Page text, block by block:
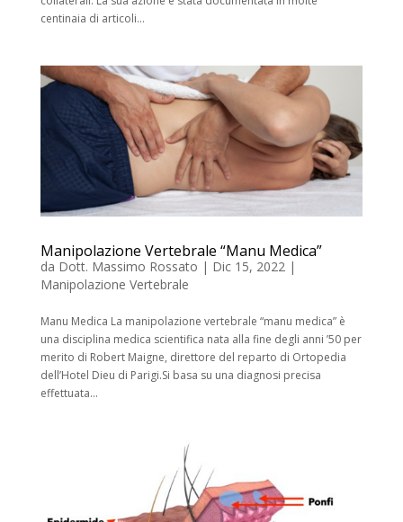
centinaia di articoli...
Manipolazione Vertebrale “Manu Medica”
da Dott. Massimo Rossato | Dic 15, 2022|
Manipolazione Vertebrale
Manu Medica La manipolazione vertebrale “manu medica” è
una disciplina medica scientifica nata alla fine degli anni ’50 per
merito di Robert Maigne, direttore del reparto di Ortopedia
dell’Hotel Dieu di Parigi.Si basa su una diagnosi precisa
effettuata...